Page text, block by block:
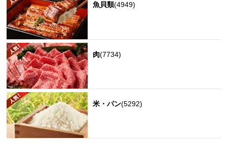
魚貝類(4949)
肉(7734)
米・パン(5292)